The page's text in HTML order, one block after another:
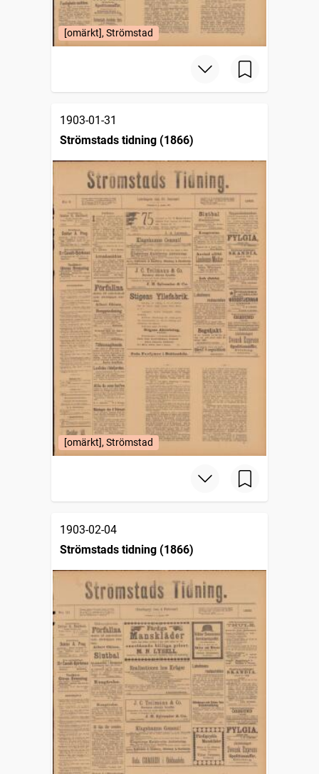
[omärkt], Strömstad
1903-01-31
Strömstads tidning (1866)
[omärkt], Strömstad
1903-02-04
Strömstads tidning (1866)